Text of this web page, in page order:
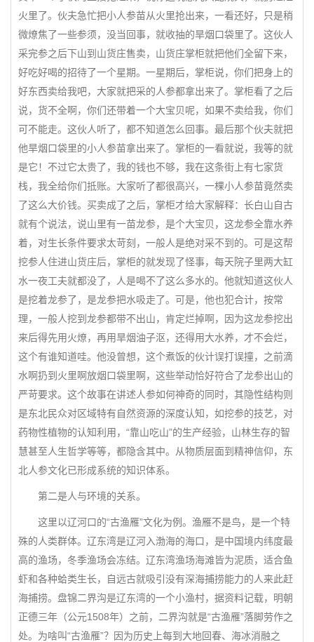
火里了。伙夫急忙把小人参苗从火里抢出来，一看还好，只是稍
微燎焦了一些参须，没当回事，就收抽的旱烟口袋里了。这伙人
采完参之后下山到山货庄售卖，山货庄掌柜就把他们全留下来，
好吃好喝的招待了一个星期。一星期后，掌柜说，你们把身上的
好东西卖给我吧，大家就把采的人参都拿出来了。掌柜看了之后
说，货不全啊，你们还带着一个大宝贝呢，如果不卖给我，你们
可不能走。这伙人听了，都不知道怎么回事。最后那个伙夫就把
他旱烟口袋里的小人参苗拿出来了。掌柜的一看就说，我等的就
是它！不过它太贵了，我的钱也不够，我在这条街上有七家货
栈，我全给你们抵账。大家听了都很高兴，一棵小人参苗竟然卖
了这么大价钱。买卖成了之后，掌柜才给大家解释：长白山自古
就有个说法，说山里有一苗龙参，是个大宝贝，这龙参全靠水养
着，对生长条件要求太苛刻，一般人是绝对采不到的。可是这帮
挖参人住进山货庄后，掌柜的就发现了怪事，每天院子里两大缸
水一夜工夫就都没了，人是喝不了这么多水的。他就知道这伙人
是挖着龙参了，是龙参把水吸走了。可是，他也犯合计，按常
理，一般人挖到龙参都带不出山，肯定烂掉啊，因为这龙参挖出
来后得先用火燎，再用旱烟油子沤，还得用大水养，才不会烂，
这个有谁知道哇。他没曾想，这个煮饭的伙计误打误撞，之前滴
水啊扔到火里啊放烟口袋里啊，这些举动恰好符合了龙参出山的
严苛要求。这个故事在讲述人参如何神奇的同时，其隐性结构则
是东北民众对区域特有自然资源的深度认知，如挖参的技艺，对
药物性植物的认知利用，“靠山吃山”的生产经验，山林生存的智
慧甚至人生哲学等等，都隐含其中。从物质层面到精神信仰，东
北人参文化已形成系统的知识体系。
第二是人与环境的关系。
这里以辽河口的“古渔雁”文化为例。渔雁不是鸟，是一个特
殊的人类群体。辽东湾是辽河入渤海的海口，是中国境内纬度最
高的渔场，冬季渔场会冻结。辽东湾渔场海滩皆为泥质，适合鱼
虾和各种蛤类生长，自远古就吸引没有深海捕捞能力的人来此赶
海捕捞。盘锦二界沟是辽东湾的一个小渔村，据资料记载，明朝
正德三年（公元1508年）之前，二界沟就是“古渔雁”落脚劳作之
处。为啥叫“古渔雁”？因为历史上每到大地回春、海冰消融之